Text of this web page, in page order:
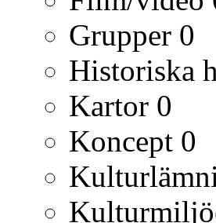
Grupper 0
Historiska
Kartor 0
Koncept 0